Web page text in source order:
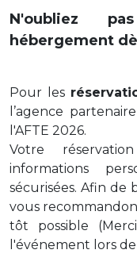
N'oubliez
hébergement
Pour les
l’agence
l'AFTE 2026.
Votre
informations
sécurisées. Afin de
vous
tôt possible
l'événement lors